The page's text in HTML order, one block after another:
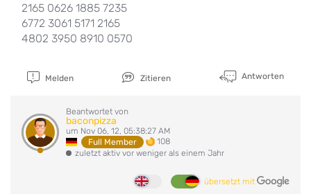
2165 0626 1885 7235
6772 3061 5171 2165
4802 3950 8910 0570
Melden Zitieren Antworten
Beantwortet von
baconpizza
um Nov 06, 12, 05:38:27 AM
Full Member
108
zuletzt aktiv vor weniger als einem Jahr
übersetzt mit